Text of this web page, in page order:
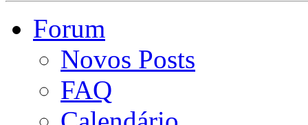
Forum
Novos Posts
FAQ